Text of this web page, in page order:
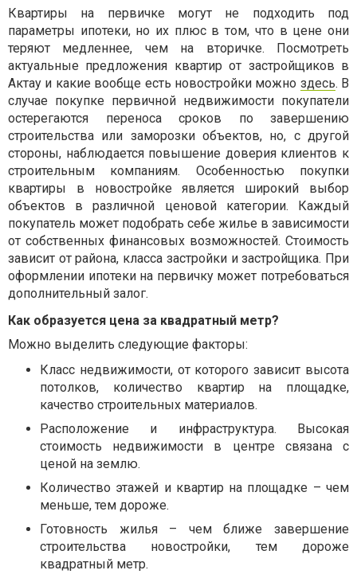
Квартиры на первичке могут не подходить под
параметры ипотеки, но их плюс в том, что в цене они
теряют медленнее, чем на вторичке. Посмотреть
актуальные предложения квартир от застройщиков в
Актау и какие вообще есть новостройки можно здесь. В
случае покупке первичной недвижимости покупатели
остерегаются переноса сроков по завершению
строительства или заморозки объектов, но, с другой
стороны, наблюдается повышение доверия клиентов к
строительным компаниям. Особенностью покупки
квартиры в новостройке является широкий выбор
объектов в различной ценовой категории. Каждый
покупатель может подобрать себе жилье в зависимости
от собственных финансовых возможностей. Стоимость
зависит от района, класса застройки и застройщика. При
оформлении ипотеки на первичку может потребоваться
дополнительный залог.
Как образуется цена за квадратный метр?
Можно выделить следующие факторы:
Класс недвижимости, от которого зависит высота
потолков, количество квартир на площадке,
качество строительных материалов.
Расположение и инфраструктура. Высокая
стоимость недвижимости в центре связана с
ценой на землю.
Количество этажей и квартир на площадке – чем
меньше, тем дороже.
Готовность жилья – чем ближе завершение
строительства новостройки, тем дороже
квадратный метр.